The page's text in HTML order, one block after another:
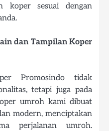
koper sesuai dengan
dan Tampilan Koper
Promosindo tidak
tetapi juga pada
umroh kami dibuat
modern, menciptakan
perjalanan umroh.